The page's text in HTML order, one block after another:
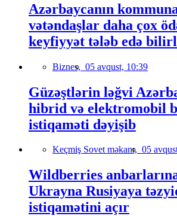
Azərbaycanın
vətəndaşlar daha çox
keyfiyyət tələb edə
Biznes, 05 avqust, 10:39
Güzəştlərin ləğvi
hibrid və elektromobil
istiqaməti dəyişib
Keçmiş Sovet məkanı, 05
Wildberries
Ukrayna Rusiyaya
istiqamətini açır